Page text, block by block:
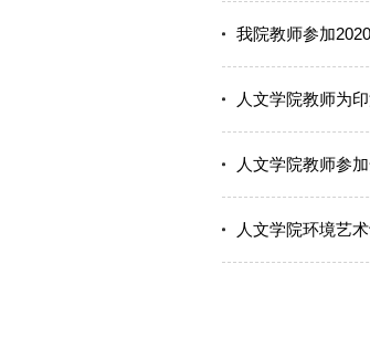
我院教师参加
人文学院教师为
人文学院教师参
人文学院环境艺